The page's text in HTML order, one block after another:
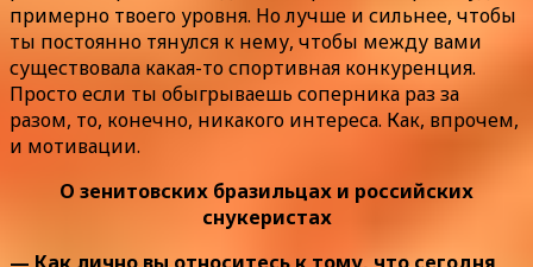
примерно твоего уровня. Но лучше и сильнее, чтобы
ты постоянно тянулся к нему, чтобы между вами
существовала какая-то спортивная конкуренция.
Просто если ты обыгрываешь соперника раз за
разом, то, конечно, никакого интереса. Как, впрочем,
и мотивации.
О зенитовских бразильцах и российских
снукеристах